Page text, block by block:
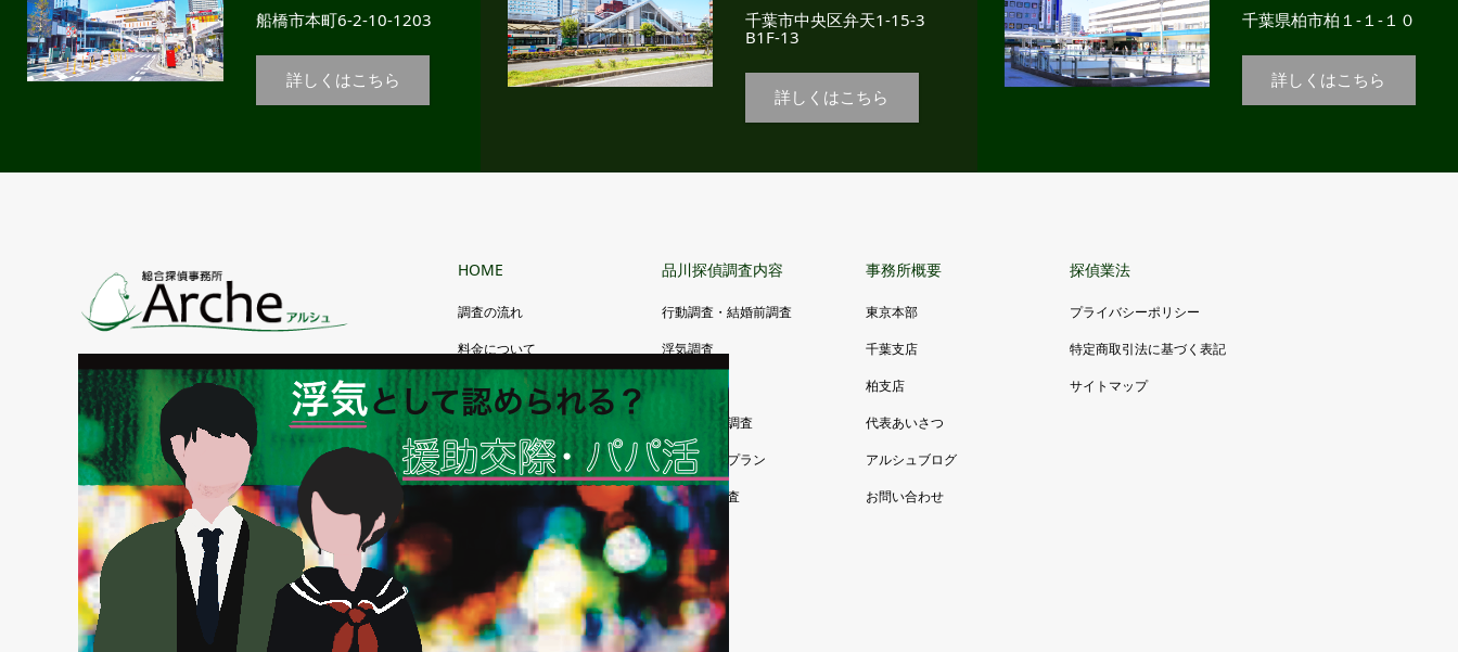
船橋市本町6-2-10-1203
詳しくはこちら
千葉市中央区弁天1-15-3
B1F-13
詳しくはこちら
千葉県柏市柏１-１-１０
詳しくはこちら
HOME
調査の流れ
料金について
よくあるご質問
お客様の声
品川探偵調査内容
行動調査・結婚前調査
浮気調査
その他調査
お任せ浮気調査
お試し調査プラン
法人向け調査
事務所概要
東京本部
千葉支店
柏支店
代表あいさつ
アルシュブログ
お問い合わせ
探偵業法
プライバシーポリシー
特定商取引法に基づく表記
サイトマップ